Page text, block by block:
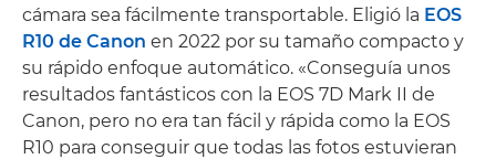
cámara sea fácilmente transportable. Eligió la EOS
R10 de Canon en 2022 por su tamaño compacto y
su rápido enfoque automático. «Conseguía unos
resultados fantásticos con la EOS 7D Mark II de
Canon, pero no era tan fácil y rápida como la EOS
R10 para conseguir que todas las fotos estuvieran